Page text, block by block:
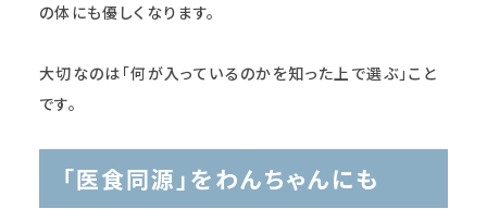
の体にも優しくなります。
大切なのは「何が入っているのかを知った上で選ぶ」こと
です。
「医食同源」をわんちゃんにも